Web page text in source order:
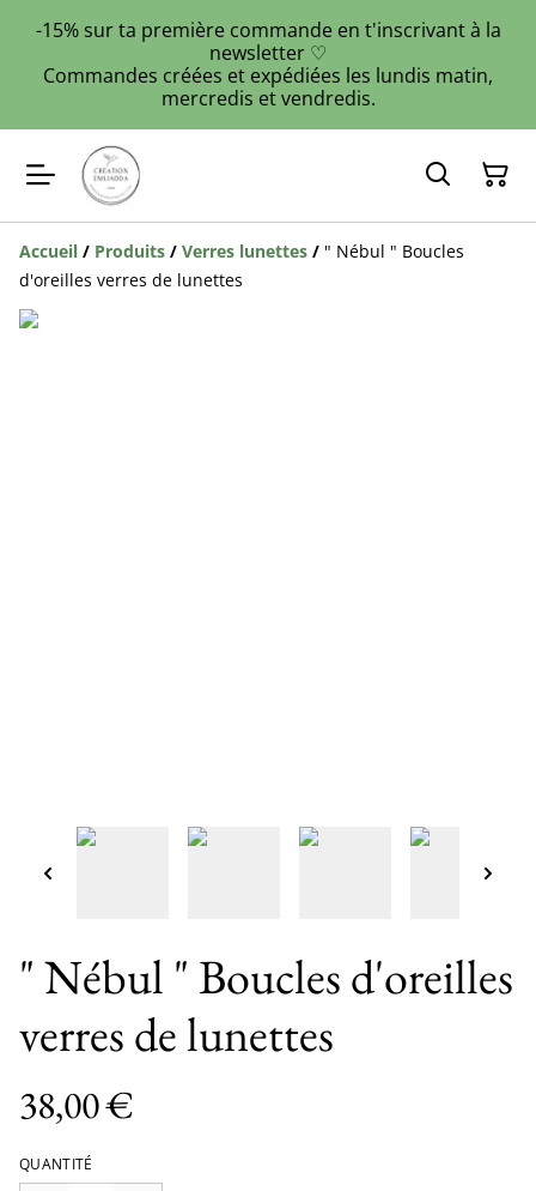
-15% sur ta première commande en t'inscrivant à la
newsletter ♡
Commandes créées et expédiées les lundis matin,
mercredis et vendredis.
Accueil / Produits / Verres lunettes / " Nébul " Boucles
d'oreilles verres de lunettes
" Nébul " Boucles d'oreilles
verres de lunettes
38,00 €
QUANTITÉ